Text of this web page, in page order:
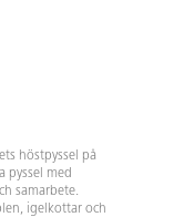
höstpyssel på
pyssel med
samarbete.
igelkottar och